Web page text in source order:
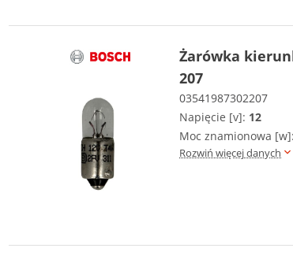
Żarówka
207
03541987302207
Napięcie [v]: 12
Moc znamionowa [w]:
Rozwiń więcej danych